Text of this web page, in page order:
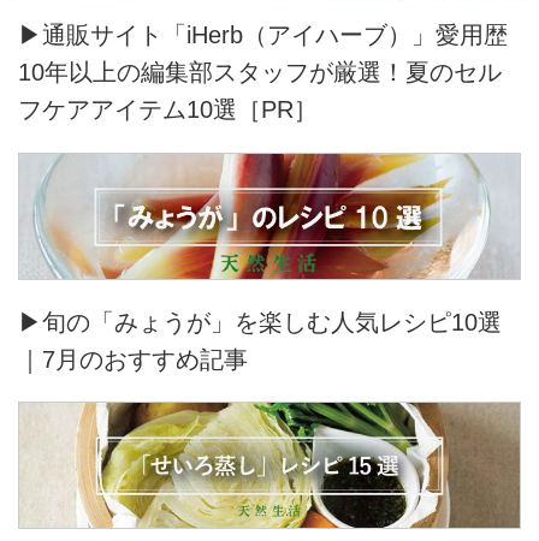
▶通販サイト「iHerb（アイハーブ）」愛用歴
10年以上の編集部スタッフが厳選！夏のセル
フケアアイテム10選［PR］
▶旬の「みょうが」を楽しむ人気レシピ10選
｜7月のおすすめ記事